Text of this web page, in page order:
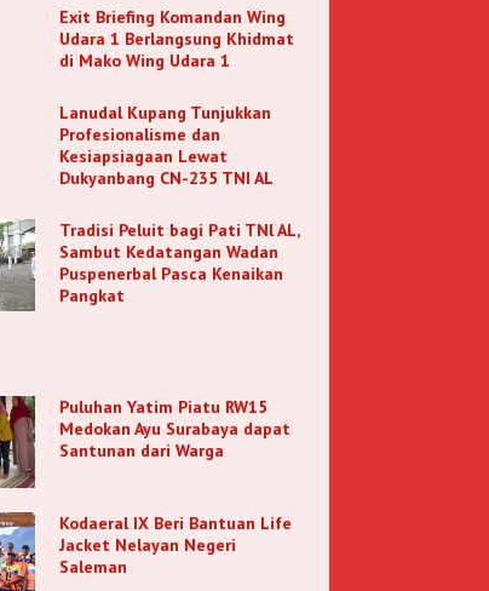
Exit Briefing Komandan Wing
Udara 1 Berlangsung Khidmat
di Mako Wing Udara 1
Lanudal Kupang Tunjukkan
Profesionalisme dan
Kesiapsiagaan Lewat
Dukyanbang CN-235 TNI AL
Tradisi Peluit bagi Pati TNl AL,
Sambut Kedatangan Wadan
Puspenerbal Pasca Kenaikan
Pangkat
Puluhan Yatim Piatu RW15
Medokan Ayu Surabaya dapat
Santunan dari Warga
Kodaeral IX Beri Bantuan Life
Jacket Nelayan Negeri
Saleman